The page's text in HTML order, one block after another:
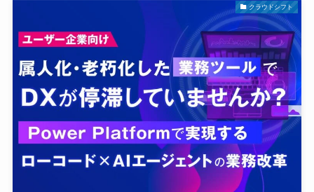
クラウドシフト